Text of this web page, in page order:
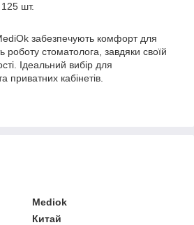
125 шт.
забезпечують комфорт для
роботу стоматолога, завдяки своїй
Ідеальний вибір для
приватних кабінетів.
Mediok
Китай